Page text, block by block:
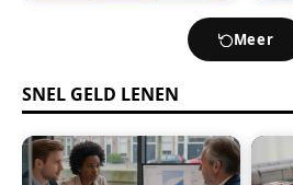
Meer
SNEL GELD LENEN